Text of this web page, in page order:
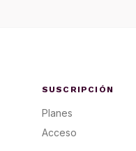
SUSCRIPCIÓN
Planes
Acceso